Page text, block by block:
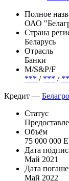
содействовать
долгового
Эмитент —
Полное
ОАО
Страна
Беларусь
Банки
***/***
Кредит —
Статус
Предоставлен
Объём
75 000 000